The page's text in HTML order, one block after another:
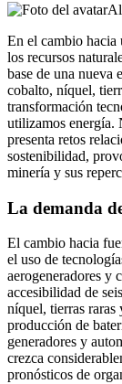
En el cambio hacia
los recursos
base de una nueva
cobalto, níquel,
transformación
utilizamos energía.
presenta retos
sostenibilidad,
minería y sus
La demanda
El cambio hacia
el uso de
aerogeneradores y
accesibilidad de
níquel, tierras raras
producción de
generadores y
crezca
pronósticos de